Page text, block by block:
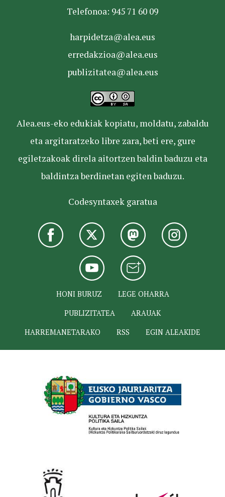
Telefonoa: 945 71 60 09
harpidetza@alea.eus
erredakzioa@alea.eus
publizitatea@alea.eus
Alea.eus-eko edukiak kopiatu, moldatu, zabaldu
eta argitaratzeko libre zara, beti ere, gure
egiletzakoak direla aitortzen baldin baduzu eta
baldintza berdinetan egiten baduzu.
Codesyntaxek garatua
HONI BURUZ
LEGE OHARRA
PUBLIZITATEA
ARAUAK
HARREMANETARAKO
RSS EGIN ALEAKIDE